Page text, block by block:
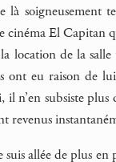
là
cinéma El Capitan
location de la salle
ont eu raison de
n’en subsiste plus
revenus
suis allée de plus